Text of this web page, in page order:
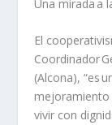
Una mirada a
El
Coordinador
(Alcona), “es
mejoramiento
vivir con